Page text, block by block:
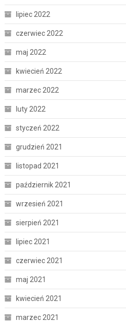
lipiec 2022
czerwiec 2022
maj 2022
kwiecień 2022
marzec 2022
luty 2022
styczeń 2022
grudzień 2021
listopad 2021
październik 2021
wrzesień 2021
sierpień 2021
lipiec 2021
czerwiec 2021
maj 2021
kwiecień 2021
marzec 2021